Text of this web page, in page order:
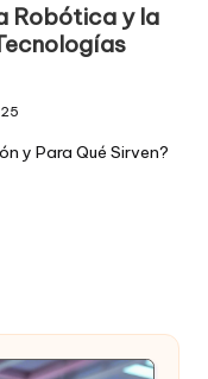
Robótica y la
y Para Qué Sirven?